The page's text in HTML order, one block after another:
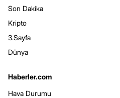
Son Dakika
Kripto
3.Sayfa
Dünya
Haberler.com
Hava Durumu